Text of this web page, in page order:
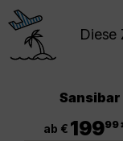
Diese
Sansibar
ab € 19999